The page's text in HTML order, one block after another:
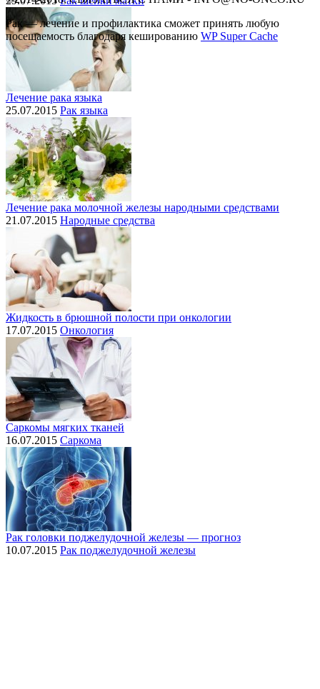
Лечение рака языка
25.07.2015 Рак языка
Лечение рака молочной железы народными средствами
21.07.2015 Народные средства
Жидкость в брюшной полости при онкологии
17.07.2015 Онкология
Саркомы мягких тканей
16.07.2015 Саркома
Рак головки поджелудочной железы — прогноз
10.07.2015 Рак поджелудочной железы
Рак — лечение и профилактика cможет принять любую
посещаемость благодаря кешированию WP Super Cache